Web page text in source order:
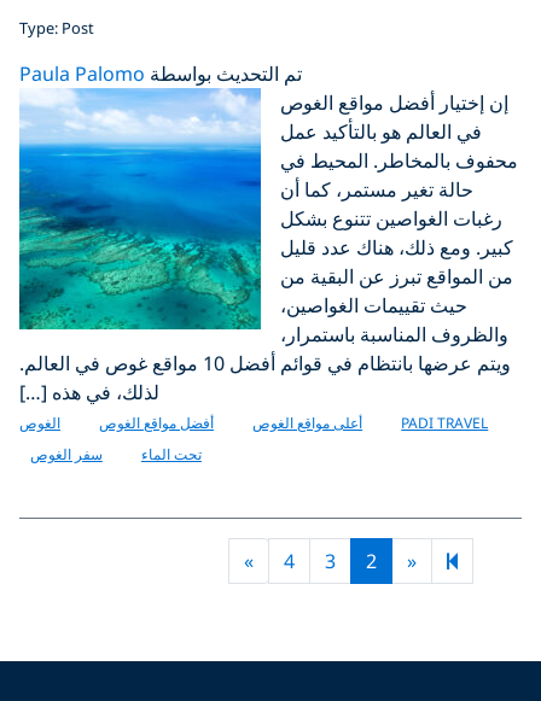
Type: Post
تم التحديث بواسطة Paula Palomo
إن إختيار أفضل مواقع الغوص
في العالم هو بالتأكيد عمل
محفوف بالمخاطر. المحيط في
حالة تغير مستمر، كما أن
رغبات الغواصين تتنوع بشكل
كبير. ومع ذلك، هناك عدد قليل
من المواقع تبرز عن البقية من
حيث تقييمات الغواصين،
والظروف المناسبة باستمرار،
ويتم عرضها بانتظام في قوائم أفضل 10 مواقع غوص في العالم.
لذلك، في هذه […]
PADI TRAVEL أعلى مواقع الغوص أفضل مواقع الغوص
الغوص
تحت الماء
سفر الغوص
«
Previous page
2
3
4
»
Next page